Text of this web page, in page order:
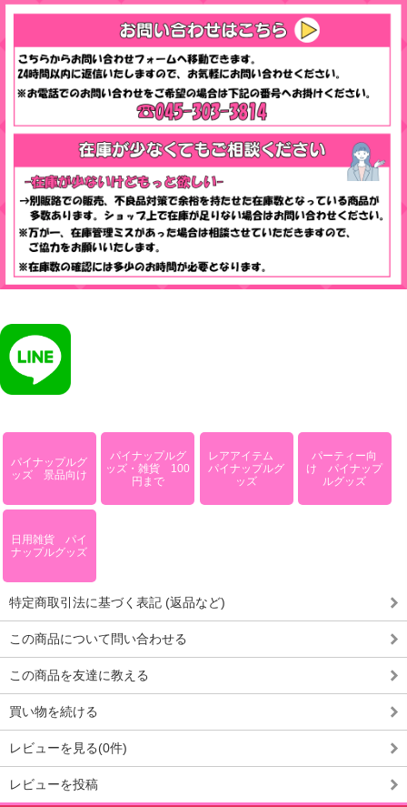
パイナップルグ
ッズ 景品向け
パイナップルグ
ッズ・雑貨 100
円まで
レアアイテム
パイナップルグ
ッズ
パーティー向
け パイナップ
ルグッズ
日用雑貨 パイ
ナップルグッズ
特定商取引法に基づく表記 (返品など)
この商品について問い合わせる
この商品を友達に教える
買い物を続ける
レビューを見る(0件)
レビューを投稿